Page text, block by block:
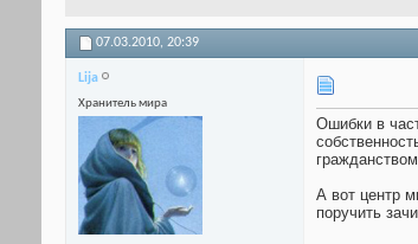
07.03.2010, 20:39
Lija
Хранитель мира
Ошибки в
А вот центр
поручить